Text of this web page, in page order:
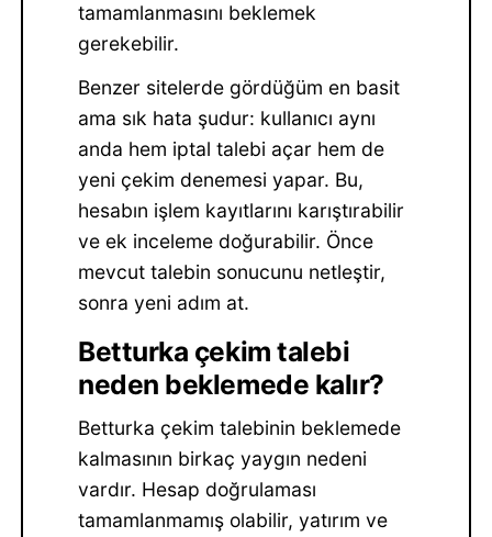
tamamlanmasını beklemek
gerekebilir.
Benzer sitelerde gördüğüm en basit
ama sık hata şudur: kullanıcı aynı
anda hem iptal talebi açar hem de
yeni çekim denemesi yapar. Bu,
hesabın işlem kayıtlarını karıştırabilir
ve ek inceleme doğurabilir. Önce
mevcut talebin sonucunu netleştir,
sonra yeni adım at.
Betturka çekim talebi
neden beklemede kalır?
Betturka çekim talebinin beklemede
kalmasının birkaç yaygın nedeni
vardır. Hesap doğrulaması
tamamlanmamış olabilir, yatırım ve